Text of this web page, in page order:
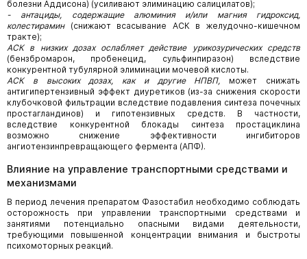
болезни Аддисона) (усиливают элиминацию салицилатов);
- антациды, содержащие алюминия и/или магния гидроксид,
колестирамин(снижают всасывание АСК в желудочно-кишечном
тракте);
АСК в низких дозах ослабляет действие урикозурических средств
(бензбромарон, пробенецид, сульфинпиразон) вследствие
конкурентной тубулярной элиминации мочевой кислоты.
АСК в высоких дозах, как и другие НПВП, может снижать
антигипертензивный эффект диуретиков (из-за снижения скорости
клубочковой фильтрации вследствие подавления синтеза почечных
простагландинов) и гипотензивных средств. В частности,
вследствие конкурентной блокады синтеза простациклина
возможно снижение эффективности ингибиторов
ангиотензинпревращающего фермента (АПФ).
Влияние на управление транспортными средствами и
механизмами
В период лечения препаратом Фазостабил необходимо соблюдать
осторожность при управлении транспортными средствами и
занятиями потенциально опасными видами деятельности,
требующими повышенной концентрации внимания и быстроты
психомоторных реакций.